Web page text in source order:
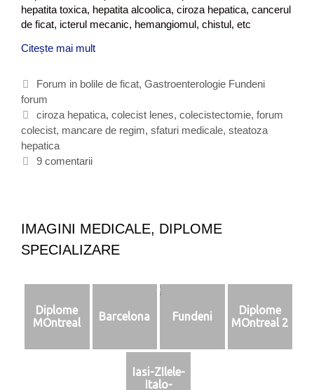
hepatita toxica, hepatita alcoolica, ciroza hepatica, cancerul
de ficat, icterul mecanic, hemangiomul, chistul, etc
Citește mai mult
r
b
o
i
a
s
c
C
a
t
e
g
o
Forum in bolile de ficat, Gastroenterologie Fundeni
forum
E
t
i
c
e
ciroza hepatica, colecist lenes, colecistectomie, forum
colecist, mancare de regim, sfaturi medicale, steatoza
hepatica
9 comentarii
IMAGINI MEDICALE, DIPLOME
SPECIALIZARE
Diplome
MOntreal
Barcelona Fundeni
Diplome
MOntreal 2
Iasi-ZIlele-
Italo-